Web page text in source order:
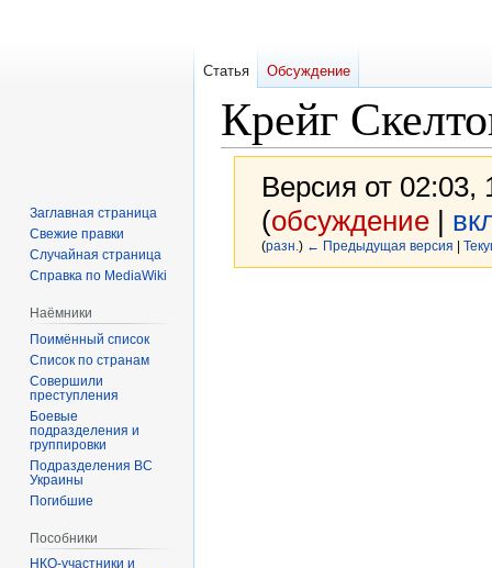
Крейг
Версия от
(обсуждение|
(разн. ) ← Предыдущая версия
Статья Обсуждение
Заглавная страница
Свежие правки
Случайная страница
Справка по MediaWiki
Наёмники
Поимённый список
Список по странам
Совершили
преступления
Боевые
подразделения и
группировки
Подразделения ВС
Украины
Погибшие
Пособники